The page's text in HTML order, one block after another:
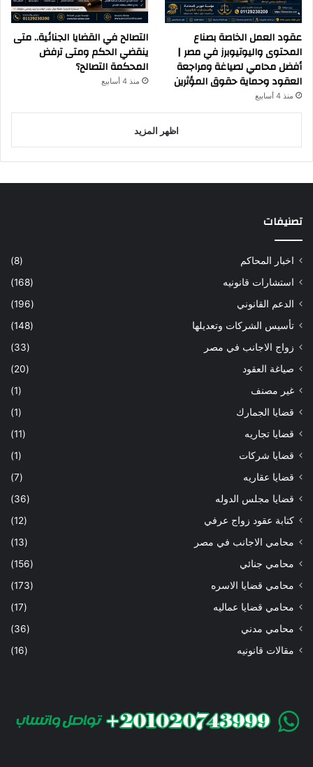
عقود العمل الخاصة بصناع
المحتوى واليوتيوبرز في مصر |
أفضل محامي لصياغة ومراجعة
العقود وحماية حقوق المؤثرين
منذ 4 أسابيع
التصالح في القضايا الجنائية.. متى
ينقضي الحكم ومتى ترفض
المحكمة التصالح؟
منذ 4 أسابيع
اظهر المزيد
تصنيفات
اخبار المحاكم
(8)
استشارات قانونيه
(168)
الدعم القانوني
(196)
تأسيس الشركات وتعديلها
(148)
زواج الاجانب في مصر
(33)
صياغة العقود
(20)
غير مصنف
(1)
قضايا الجمارك
(1)
قضايا تجاريه
(11)
قضايا شركات
(1)
قضايا عقاريه
(7)
قضايا مجلس الدوله
(36)
كتابة عقود زواج عرفي
(12)
محامي الاجانب في مصر
(13)
محامي جنائي
(156)
محامي قضايا الاسره
(173)
محامي قضايا عماليه
(17)
محامي مدني
(36)
مقالات قانونيه
(16)